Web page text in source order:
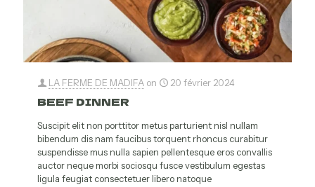
LA FERME DE MADIFA on 20 février 2024
BEEF DINNER
Suscipit elit non porttitor metus parturient nisl nullam
bibendum dis nam faucibus torquent rhoncus curabitur
suspendisse mus nulla sapien pellentesque eros convallis
auctor neque morbi sociosqu fusce vestibulum egestas
ligula feugiat consectetuer libero natoque